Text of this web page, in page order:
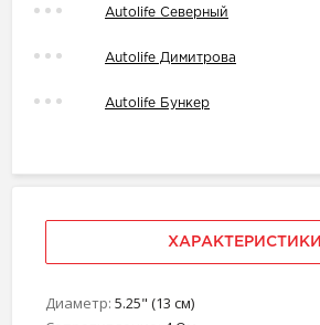
Autolife Северный
Autolife Димитрова
Autolife Бункер
ХАРАКТЕРИСТИКИ
Диаметр: 5.25" (13 см)